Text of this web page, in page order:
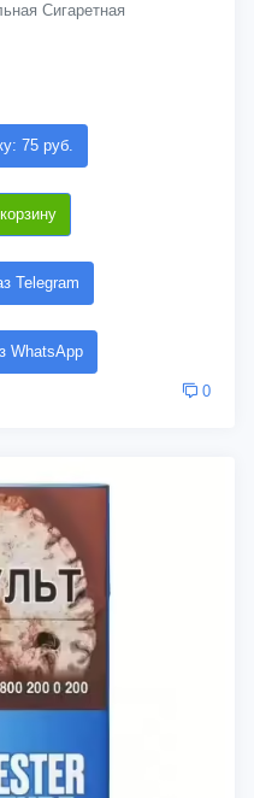
Сигаретная
75 руб.
Telegram
WhatsApp
0